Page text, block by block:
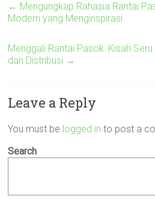
← Mengungkap Rahasia Rantai
Modern yang Menginspirasi
Menggali Rantai Pasok: Kisah
dan Distribusi →
Leave a Reply
You must be logged in to post a
Search